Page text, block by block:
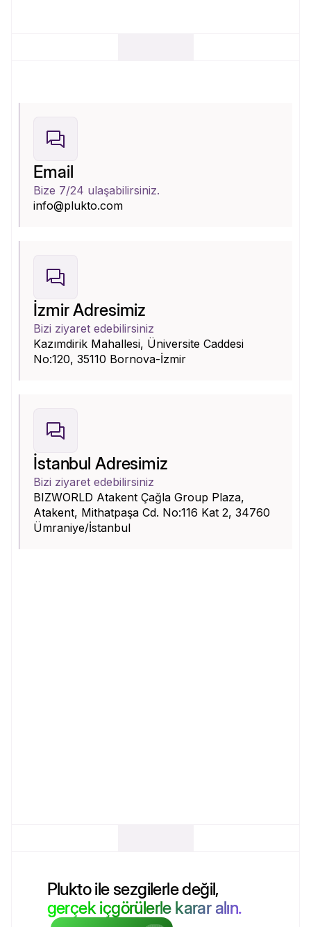
Email
Bize 7/24 ulaşabilirsiniz.
info@plukto.com
İzmir Adresimiz
Bizi ziyaret edebilirsiniz
Kazımdirik Mahallesi, Üniversite Caddesi
No:120, 35110 Bornova-İzmir
İstanbul Adresimiz
Bizi ziyaret edebilirsiniz
BIZWORLD Atakent Çağla Group Plaza,
Atakent, Mithatpaşa Cd. No:116 Kat 2, 34760
Ümraniye/İstanbul
Plukto ile sezgilerle değil,
gerçek içgörülerle karar alın.